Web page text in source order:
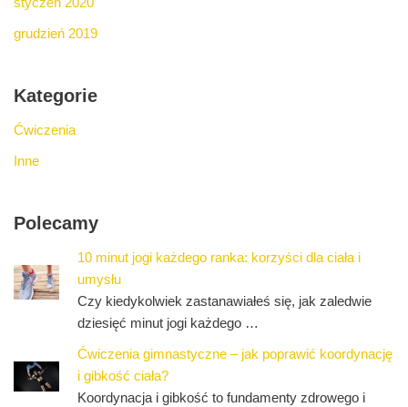
grudzień 2019
Kategorie
Ćwiczenia
Inne
Polecamy
10 minut jogi każdego ranka: korzyści dla ciała i
umysłu
Czy kiedykolwiek zastanawiałeś się, jak zaledwie
dziesięć minut jogi każdego …
Ćwiczenia gimnastyczne – jak poprawić koordynację
i gibkość ciała?
Koordynacja i gibkość to fundamenty zdrowego i